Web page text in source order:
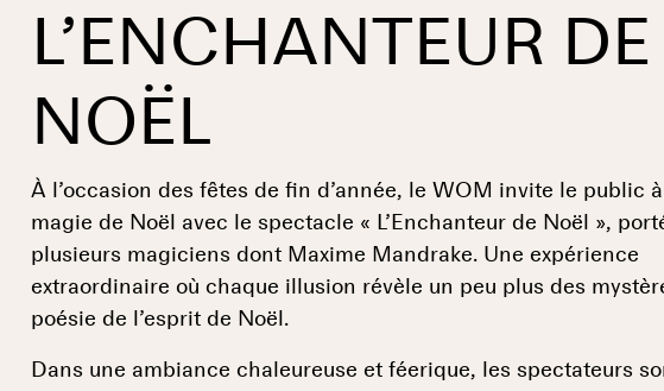
L’ENCHANTEUR DE
NOËL
À l’occasion des fêtes de fin d’année, le WOM invite le public
magie de Noël avec le spectacle « L’Enchanteur de Noël »,
plusieurs magiciens dont Maxime Mandrake. Une expérience
extraordinaire où chaque illusion révèle un peu plus des
poésie de l’esprit de Noël.
Dans une ambiance chaleureuse et féerique, les spectateurs